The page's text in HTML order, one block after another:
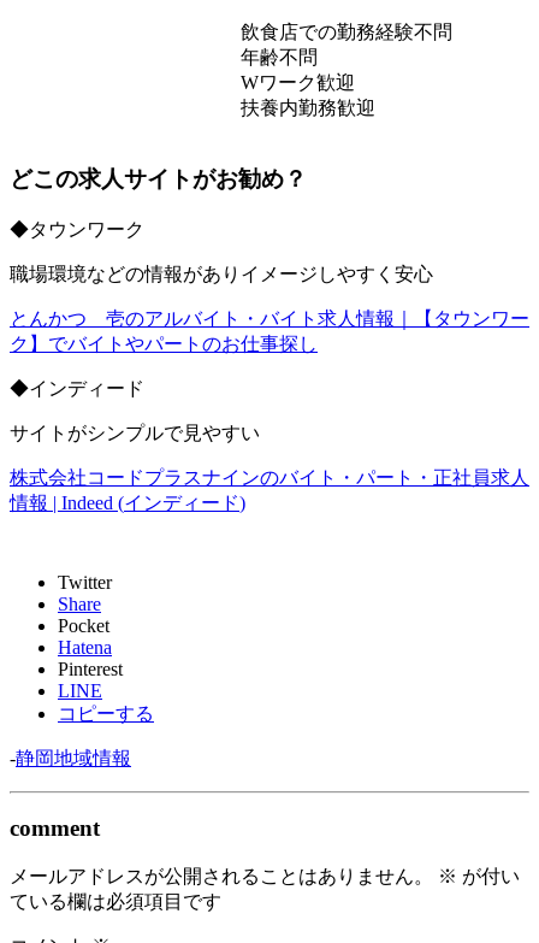
飲食店での勤務経験不問
年齢不問
Wワーク歓迎
扶養内勤務歓迎
どこの求人サイトがお勧め？
◆タウンワーク
職場環境などの情報がありイメージしやすく安心
とんかつ 壱のアルバイト・バイト求人情報｜【タウンワー
ク】でバイトやパートのお仕事探し
◆インディード
サイトがシンプルで見やすい
株式会社コードプラスナインのバイト・パート・正社員求人
情報 | Indeed (インディード)
Twitter
Share
Pocket
Hatena
Pinterest
LINE
コピーする
-静岡地域情報
comment
メールアドレスが公開されることはありません。 ※ が付い
ている欄は必須項目です